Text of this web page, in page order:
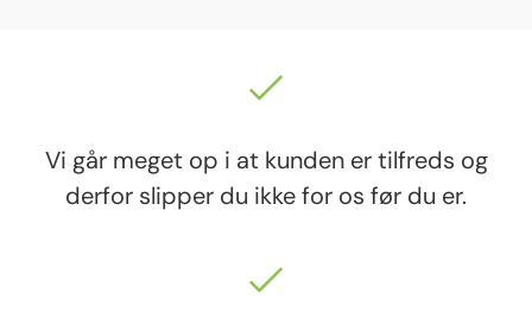
Vi går meget op i at kunden er tilfreds og
derfor slipper du ikke for os før du er.